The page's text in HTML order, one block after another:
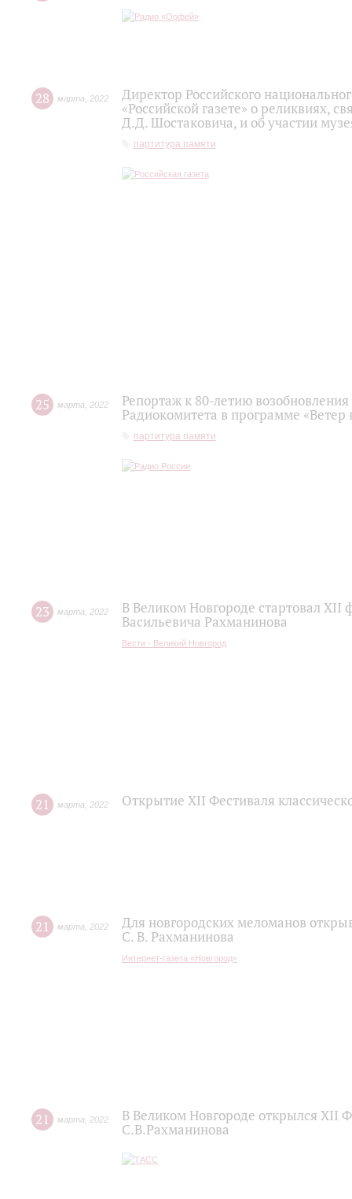
28 марта 2022
Директор Российского
«Российской газете» о реликвиях,
Д.Д. Шостаковича, и об участии
партитура памяти
25 марта 2022
Репортаж к 80-летию
Радиокомитета в программе «Ветер
партитура памяти
23 марта 2022
В Великом Новгороде стартовал XII
Васильевича Рахманинова
Вести - Великий Новгород
21 марта 2022 Открытие XII Фестиваля
21 марта 2022
Для новгородских меломанов
С. В. Рахманинова
Интернет-газета «Новгород»
21 марта 2022
В Великом Новгороде открылся XII
С.В.Рахманинова